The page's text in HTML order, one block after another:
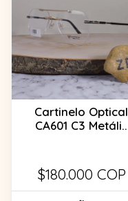
Cartinelo Optical
CA601 C3 Metáli..
$180.000 COP